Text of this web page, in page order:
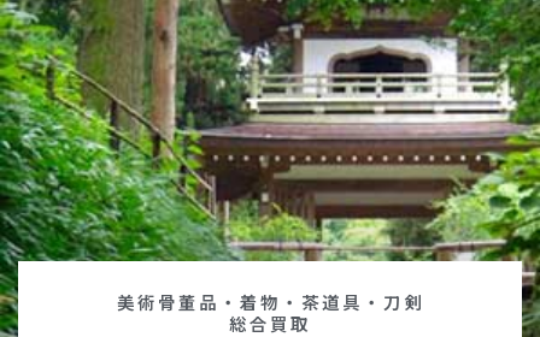
美術骨董品・着物・茶道具・刀剣
総合買取